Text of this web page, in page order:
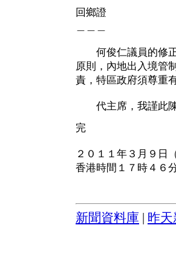
回鄉證
何俊仁議員的修正
原則，內地出入境管
責，特區政府須尊重
代主席，我謹此陳
完
２０１１年３月９日
香港時間１７時４６
新聞資料庫 昨天